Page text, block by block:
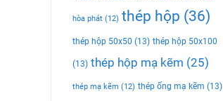
hòa phát(12) thép hộp (36)
thép hộp 50x50 (13) thép hộp 50x100
(13) thép hộp mạ kẽm (25)
thép mạ kẽm (12) thép ống mạ kẽm (13)